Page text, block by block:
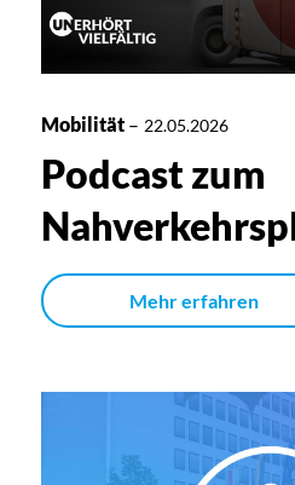
Mobilität– 22.05.2026
Podcast zum
Mehr erfahren